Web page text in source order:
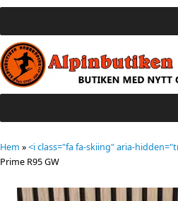
Hem »<i class="fa fa-skiing" aria-
Prime R95 GW